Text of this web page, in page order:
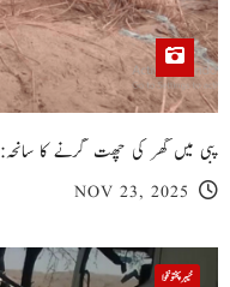
پبی میں گھر کی چھت گرنے کا سانحہ: 5 افراد جان کی بازی ہار گئے، 3 زخمی
NOV 23, 2025
خیبر پختونخوا